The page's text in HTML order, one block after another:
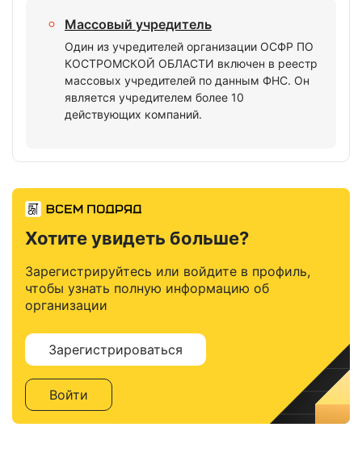
Массовый учредитель
Один из учредителей организации ОСФР ПО
КОСТРОМСКОЙ ОБЛАСТИ включен в реестр
массовых учредителей по данным ФНС. Он
является учредителем более 10
действующих компаний.
Хотите увидеть больше?
Зарегистрируйтесь или войдите в профиль,
чтобы узнать полную информацию об
организации
Зарегистрироваться
Войти